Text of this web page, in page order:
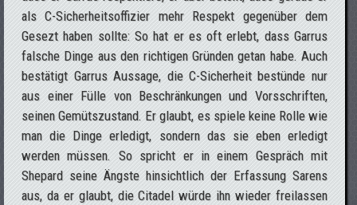
als C-Sicherheitsoffizier mehr Respekt gegenüber dem
Gesezt haben sollte: So hat er es oft erlebt, dass Garrus
falsche Dinge aus den richtigen Gründen getan habe. Auch
bestätigt Garrus Aussage, die C-Sicherheit bestünde nur
aus einer Fülle von Beschränkungen und Vorsschriften,
seinen Gemütszustand. Er glaubt, es spiele keine Rolle wie
man die Dinge erledigt, sondern das sie eben erledigt
werden müssen. So spricht er in einem Gespräch mit
Shepard seine Ängste hinsichtlich der Erfassung Sarens
aus, da er glaubt, die Citadel würde ihn wieder freilassen